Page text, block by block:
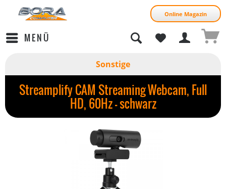
Online Magazin
MENÜ
Sonstige
Streamplify CAM Streaming Webcam, Full
HD, 60Hz - schwarz